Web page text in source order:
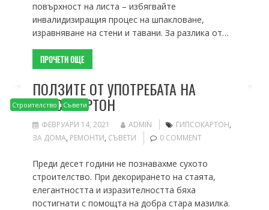
повърхност на листа – избягвайте
инвалидизиращия процес на шпакловане,
изравняване на стени и тавани. За разлика от…
ПРОЧЕТИ ОЩЕ
Строителство Съвети
ПОЛЗИТЕ ОТ УПОТРЕБАТА НА
ГИПСОКАРТОН
ФЕВРУАРИ 14, 2021 ADMIN ГИПСОКАРТОН,
ЗА ДОМА, РЕМОНТИ, СЪВЕТИ 0 COMMENT
Преди десет години не познавахме сухото
строителство. При декорирането на стаята,
елегантността и изразителността бяха
постигнати с помощта на добра стара мазилка.